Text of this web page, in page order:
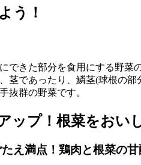
う！
できた部分を食用にする野
茎であったり、鱗茎(球根の
抜群の野菜です。
ップ！根菜をおい
たえ満点！鶏肉と根菜の